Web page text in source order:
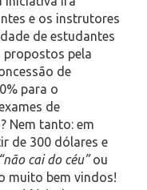
e os instrutores
de estudantes
propostos pela
de
para o
de
Nem tanto: em
de 300 dólares e
“não cai do céu”ou
muito bem vindos!